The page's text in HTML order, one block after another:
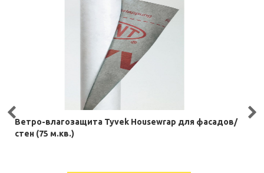
Ветро-влагозащита Tyvek Housewrap для фасадов/
стен (75 м.кв.)